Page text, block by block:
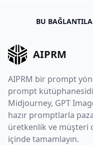
BU
AIPRM
AIPRM bir prompt
prompt
Midjourney, GPT
hazır promptlarla
üretkenlik ve müşteri
içinde tamamlayın.